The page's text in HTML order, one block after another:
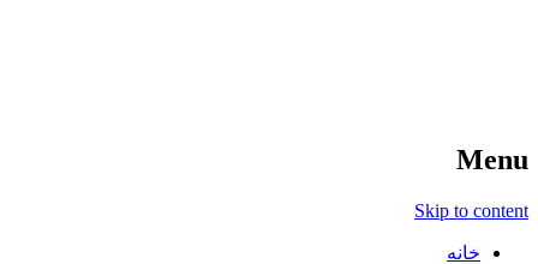
Menu
Skip to content
خانه